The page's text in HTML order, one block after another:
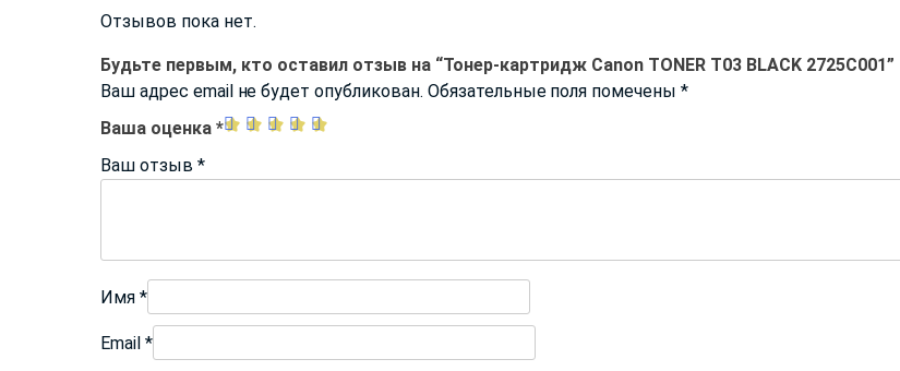
Отзывов пока нет.
Будьте первым, кто оставил отзыв на “Тонер-картридж Canon TONER T03 BLACK 2725C001”
Ваш адрес email не будет опубликован. Обязательные поля помечены*
Ваша оценка *
Ваш отзыв *
Имя *
Email *